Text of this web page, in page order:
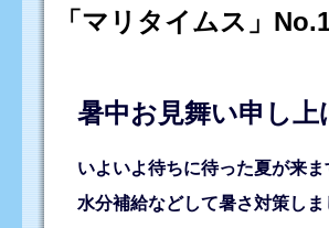
「マリタイムス」
暑中お見舞い申し上
いよいよ待ちに待った夏が来
水分補給などして暑さ対策し